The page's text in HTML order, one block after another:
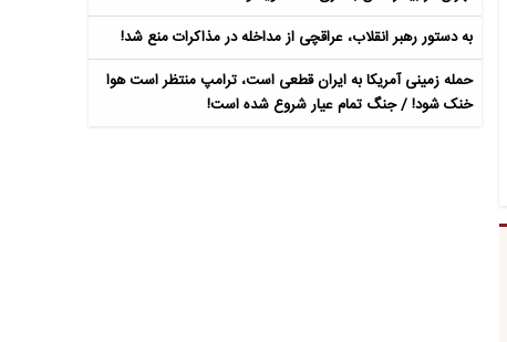
به دستور رهبر انقلاب، عراقچی از مداخله در مذاکرات منع شد!
حمله زمینی آمریکا به ایران قطعی است، ترامپ منتظر است هوا
خنک شود! / جنگ تمام عیار شروع شده است!